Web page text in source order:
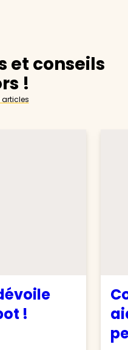
et conseils
!
articles
!